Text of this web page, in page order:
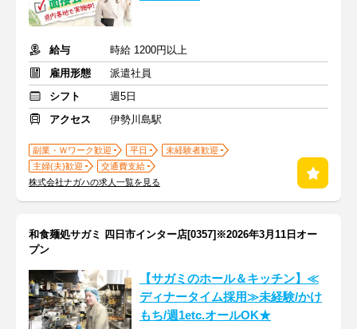
給与
時給 1200円以上
雇用形態
派遣社員
シフト
週5日
アクセス
伊勢川島駅
副業・Ｗワーク歓迎 平日
未経験者歓迎
主婦(夫)歓迎
交通費支給
株式会社ナガハの求人一覧を見る
和食麺処サガミ 四日市インター店[0357]※2026年3月11日オー
プン
【サガミのホール＆キッチン】≪
ディナータイム採用≫未経験/かけ
もち/週1etc.オールOK★